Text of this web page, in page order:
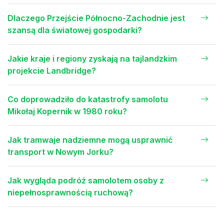
Dlaczego Przejście Północno-Zachodnie jest
szansą dla światowej gospodarki?
Jakie kraje i regiony zyskają na tajlandzkim
projekcie Landbridge?
Co doprowadziło do katastrofy samolotu
Mikołaj Kopernik w 1980 roku?
Jak tramwaje nadziemne mogą usprawnić
transport w Nowym Jorku?
Jak wygląda podróż samolotem osoby z
niepełnosprawnością ruchową?